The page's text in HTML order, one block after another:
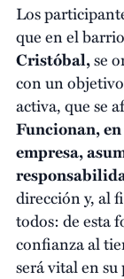
Los
que en el
Cristóbal,se
con un
activa, que se
Funcionan,
empresa,
dirección y, al
todos: de esta
confianza al
será vital en